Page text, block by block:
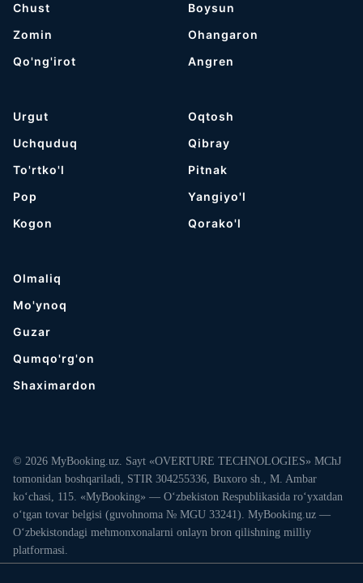
Chust
Zomin
Qo'ng'irot
Boysun
Ohangaron
Angren
Urgut
Uchquduq
To'rtko'l
Pop
Kogon
Oqtosh
Qibray
Pitnak
Yangiyo'l
Qorako'l
Olmaliq
Mo'ynoq
Guzar
Qumqo'rg'on
Shaximardon
© 2026 MyBooking.uz. Sayt «OVERTURE TECHNOLOGIES» MChJ
tomonidan boshqariladi, STIR 304255336, Buxoro sh., M. Ambar
ko‘chasi, 115. «MyBooking» — O‘zbekiston Respublikasida ro‘yxatdan
o‘tgan tovar belgisi (guvohnoma № MGU 33241). MyBooking.uz —
O‘zbekistondagi mehmonxonalarni onlayn bron qilishning milliy
platformasi.